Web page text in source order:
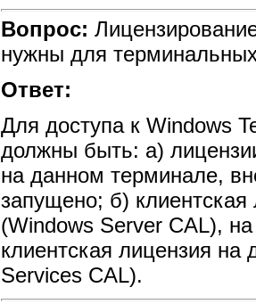
Вопрос:
нужны для
Ответ:
Для доступа к Windows
должны быть: а)
на данном терминале,
запущено; б)
(Windows Server CAL),
клиентская лицензия на
Services CAL).